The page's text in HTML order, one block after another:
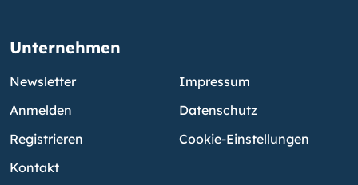
Unternehmen
Newsletter
Anmelden
Registrieren
Kontakt
Impressum
Datenschutz
Cookie-Einstellungen